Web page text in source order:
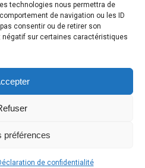
technologies nous permettra de
de navigation ou les ID
consentir ou de retirer son
sur certaines caractéristiques
préférences
de confidentialité
2026